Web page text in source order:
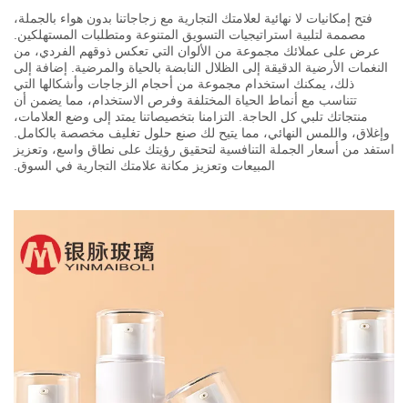
فتح إمكانيات لا نهائية لعلامتك التجارية مع زجاجاتنا بدون هواء بالجملة،
مصممة لتلبية استراتيجيات التسويق المتنوعة ومتطلبات المستهلكين.
عرض على عملائك مجموعة من الألوان التي تعكس ذوقهم الفردي، من
النغمات الأرضية الدقيقة إلى الظلال النابضة بالحياة والمرضية. إضافة إلى
ذلك، يمكنك استخدام مجموعة من أحجام الزجاجات وأشكالها التي
تتناسب مع أنماط الحياة المختلفة وفرص الاستخدام، مما يضمن أن
منتجاتك تلبي كل الحاجة. التزامنا بتخصيصاتنا يمتد إلى وضع العلامات،
وإغلاق، واللمس النهائي، مما يتيح لك صنع حلول تغليف مخصصة بالكامل.
استفد من أسعار الجملة التنافسية لتحقيق رؤيتك على نطاق واسع، وتعزيز
المبيعات وتعزيز مكانة علامتك التجارية في السوق.